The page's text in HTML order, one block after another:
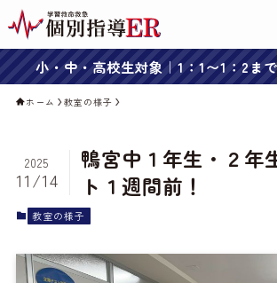
小・中・高校生対象｜1：1〜1：2ま
ホーム 教室の様子
鴨宮中１年生・２年
ト１週間前！
2025
11/14
教室の様子